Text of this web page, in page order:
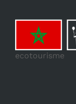
ecotourisme